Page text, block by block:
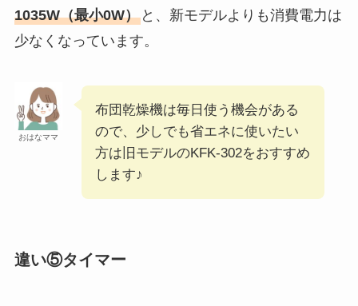
1035W（最小0W）と、新モデルよりも消費電力は
少なくなっています。
おはなママ
布団乾燥機は毎日使う機会がある
ので、少しでも省エネに使いたい
方は旧モデルのKFK-302をおすすめ
します♪
違い⑤タイマー